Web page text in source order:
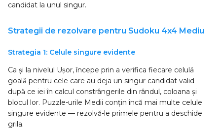
candidat la unul singur.
Strategii de rezolvare pentru Sudoku 4x4 Mediu
Strategia 1: Celule singure evidente
Ca și la nivelul Ușor, începe prin a verifica fiecare celulă
goală pentru cele care au deja un singur candidat valid
după ce iei în calcul constrângerile din rândul, coloana și
blocul lor. Puzzle-urile Medii conțin încă mai multe celule
singure evidente — rezolvă-le primele pentru a deschide
grila.